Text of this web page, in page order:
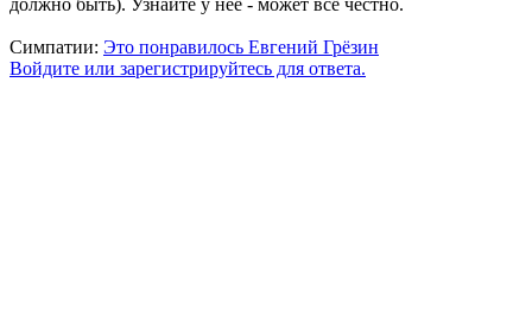
Симпатии: Это понравилось Евгений Грёзин
Войдите или зарегистрируйтесь для ответа.